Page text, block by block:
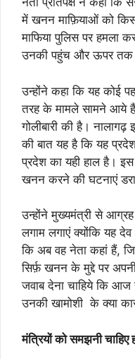
में खनन माफ़ियाओं को
माफिया पुलिस पर हमला
उनकी पहुंच और ऊपर तक
उन्होंने कहा कि यह कोई
तरह के मामले सामने आये
गोलीबारी की है।
की बात यह है कि यह
प्रदेश का यही हाल है।
खनन करने की घटनाएं
उन्होंने मुख्यमंत्री से
लगाम लगाएं क्योंकि यह
कि अब वह नेता कहां हैं,
सिर्फ़ खनन के मुद्दे पर
जवाब देना चाहिये कि
उनकी खामोशी के क्या
मंत्रियों को समझनी